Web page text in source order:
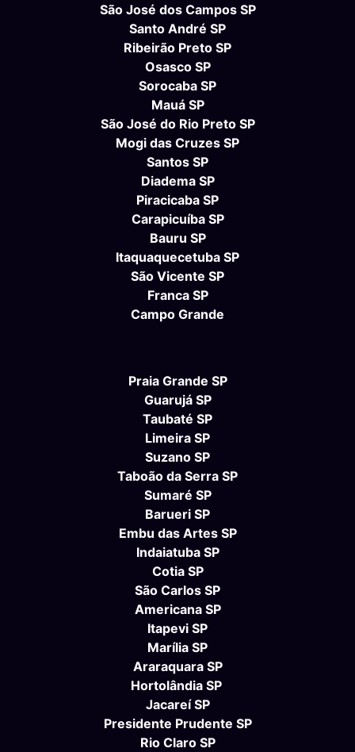
São José dos Campos SP
Santo André SP
Ribeirão Preto SP
Osasco SP
Sorocaba SP
Mauá SP
São José do Rio Preto SP
Mogi das Cruzes SP
Santos SP
Diadema SP
Piracicaba SP
Carapicuíba SP
Bauru SP
Itaquaquecetuba SP
São Vicente SP
Franca SP
Campo Grande
Praia Grande SP
Guarujá SP
Taubaté SP
Limeira SP
Suzano SP
Taboão da Serra SP
Sumaré SP
Barueri SP
Embu das Artes SP
Indaiatuba SP
Cotia SP
São Carlos SP
Americana SP
Itapevi SP
Marília SP
Araraquara SP
Hortolândia SP
Jacareí SP
Presidente Prudente SP
Rio Claro SP